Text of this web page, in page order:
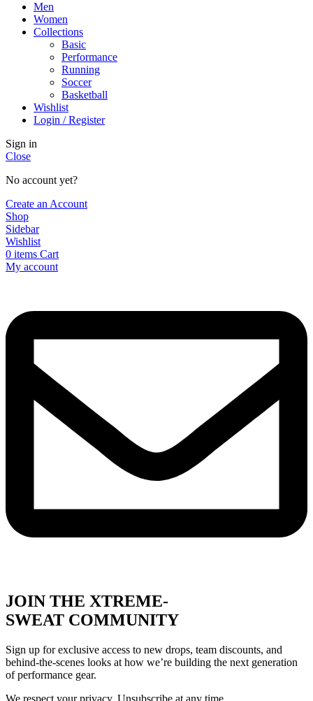
Men
Women
Collections
Basic
Performance
Running
Soccer
Basketball
Wishlist
Login / Register
Sign in
Close
No account yet?
Create an Account
Shop
Sidebar
Wishlist
0 items Cart
My account
JOIN THE XTREME-
SWEAT COMMUNITY
Sign up for exclusive access to new drops, team discounts, and
behind-the-scenes looks at how we’re building the next generation
of performance gear.
We respect your privacy. Unsubscribe at any time.